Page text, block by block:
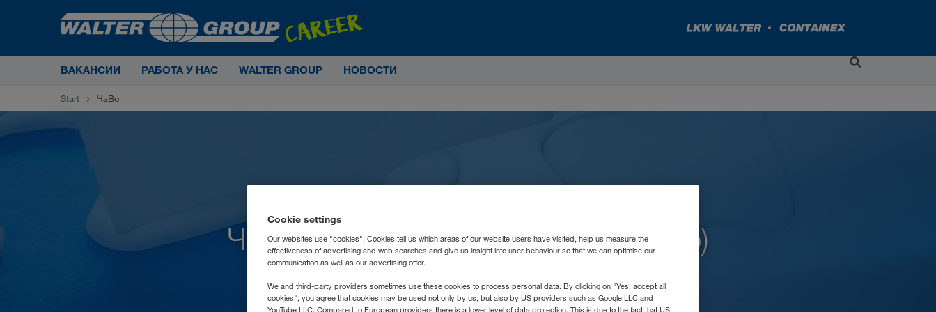
ВАКАНСИИ РАБОТА У НАС WALTER GROUP НОВОСТИ
Start ЧаВо
Часто задаваемые вопросы (ЧаВо)
Cookie settings
Our websites use "cookies". Cookies tell us which areas of our website users have visited, help us measure the
effectiveness of advertising and web searches and give us insight into user behaviour so that we can optimise our
communication as well as our advertising offer.
We and third-party providers sometimes use these cookies to process personal data. By clicking on "Yes, accept all
cookies", you agree that cookies may be used not only by us, but also by US providers such as Google LLC and